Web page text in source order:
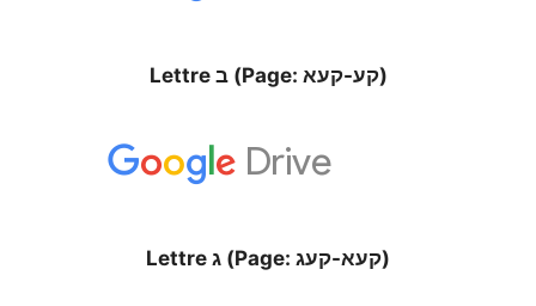
Lettre ב (Page: קע-קעא)
Lettre ג (Page: קעא-קעג)